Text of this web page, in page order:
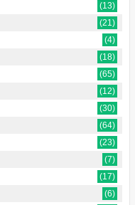
(13)
(21)
(4)
(18)
(65)
(12)
(30)
(64)
(23)
(7)
(17)
(6)